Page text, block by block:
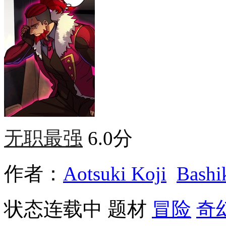
无职最强 6.0分
作者： Aotsuki Koji
状态连载中 题材 冒险 奇